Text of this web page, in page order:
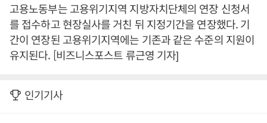
고용노동부는 고용위기지역 지방자치단체의 연장 신청서
를 접수하고 현장실사를 거친 뒤 지정기간을 연장했다. 기
간이 연장된 고용위기지역에는 기존과 같은 수준의 지원이
유지된다. [비즈니스포스트 류근영 기자]
인기기사